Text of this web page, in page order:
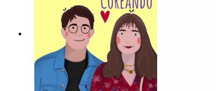
:https://drive.google.com/file/d/1hJshqp64WYrU
e_hi7ol4HNpW7GEP3iTe/view?
usp=sharingRecuerda seguirnos en todas
nuestras redes sociales!
https://www.instagram.com/coreandolahttps://w
ww.youtube.com/c/Coreando
https://www.facebook.com/Coreandola